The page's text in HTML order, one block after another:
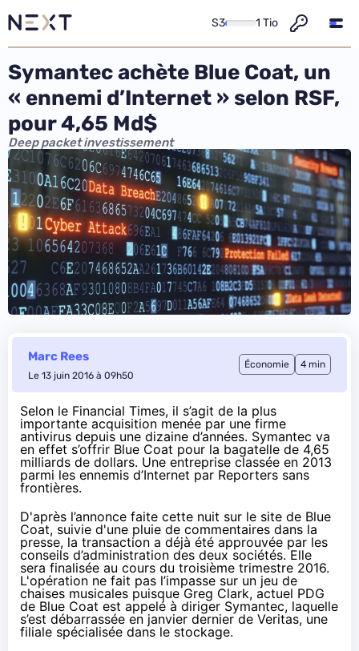
S3 1 Tio
Symantec achète Blue Coat, un
« ennemi d’Internet » selon RSF,
pour 4,65 Md$
Deep packet investissement
Marc Rees
Le 13 juin 2016 à 09h50
Économie 4 min
Selon le Financial Times, il s’agit de la plus
importante acquisition menée par une firme
antivirus depuis une dizaine d’années. Symantec va
en effet s’offrir Blue Coat pour la bagatelle de 4,65
milliards de dollars. Une entreprise classée en 2013
parmi les ennemis d’Internet par Reporters sans
frontières.
D'après l’annonce faite cette nuit sur le site de Blue
Coat, suivie d'une pluie de commentaires dans la
presse, la transaction a déjà été approuvée par les
conseils d’administration des deux sociétés. Elle
sera finalisée au cours du troisième trimestre 2016.
L'opération ne fait pas l’impasse sur un jeu de
chaises musicales puisque Greg Clark, actuel PDG
de Blue Coat est appelé à diriger Symantec, laquelle
s’est débarrassée en janvier dernier de Veritas, une
filiale spécialisée dans le stockage.